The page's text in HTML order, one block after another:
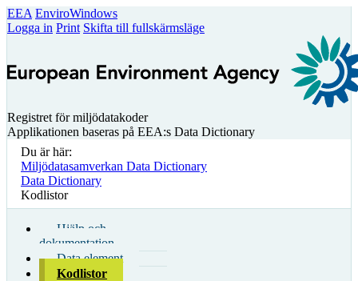
EEA EnviroWindows
Logga in Print Skifta till fullskärmsläge
Registret för miljödatakoder
Applikationen baseras på EEA:s Data Dictionary
Du är här:
Miljödatasamverkan Data Dictionary
Data Dictionary
Kodlistor
Hjälp och
dokumentation
Data element
Kodlistor